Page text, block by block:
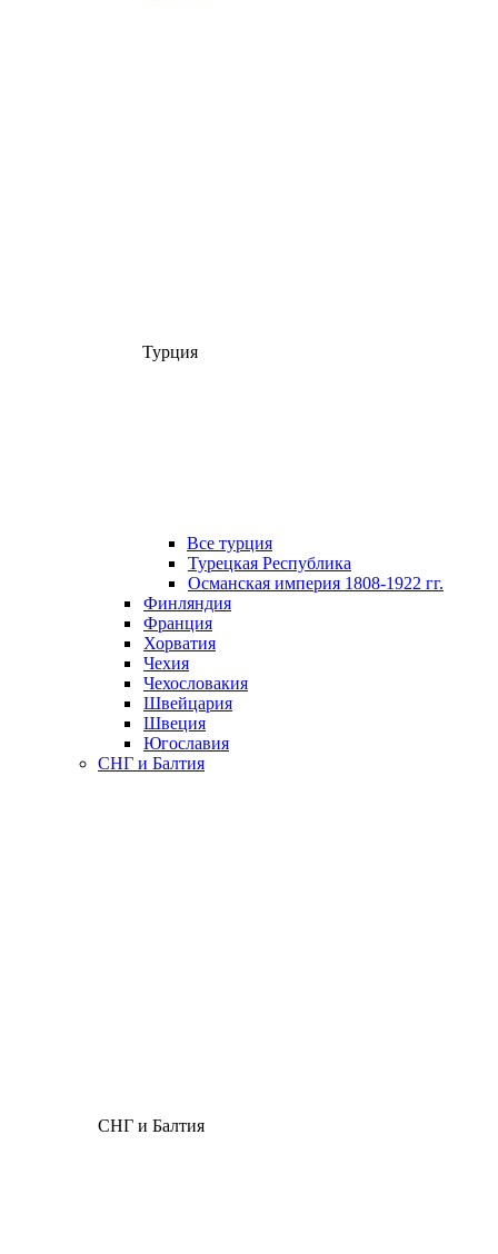
Турция
Все турция
Турецкая Республика
Османская империя 1808-1922 гг.
Финляндия
Франция
Хорватия
Чехия
Чехословакия
Швейцария
Швеция
Югославия
СНГ и Балтия
СНГ и Балтия